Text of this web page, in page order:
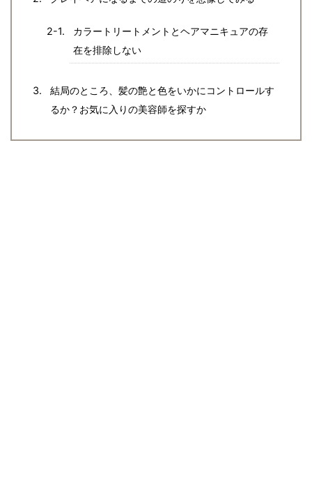
カラートリートメントとヘアマニキュアの存
在を排除しない
結局のところ、髪の艶と色をいかにコントロールす
るか？お気に入りの美容師を探すか